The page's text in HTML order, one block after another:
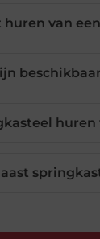
huren van